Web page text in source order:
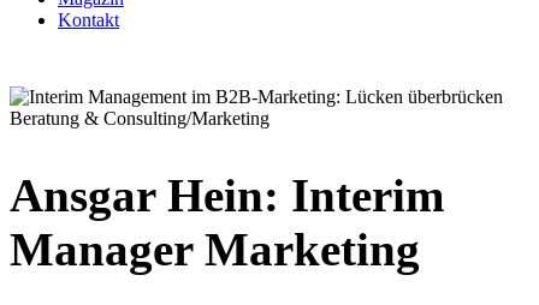
Kontakt
Beratung & Consulting/Marketing
Ansgar Hein: Interim
Manager Marketing